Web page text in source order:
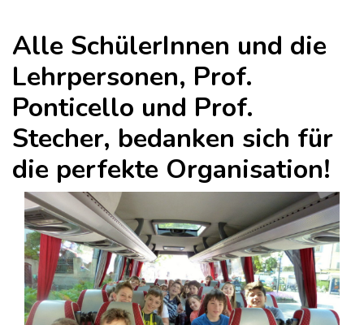
Alle SchülerInnen und die
Lehrpersonen, Prof.
Ponticello und Prof.
Stecher, bedanken sich für
die perfekte Organisation!